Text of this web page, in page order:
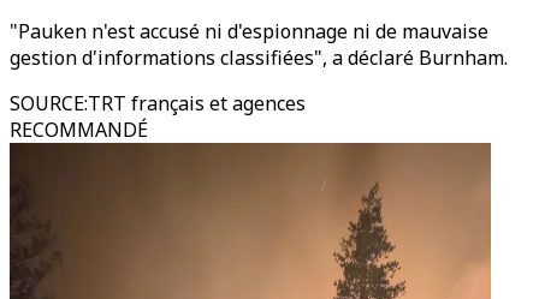
"Pauken n'est accusé ni d'espionnage ni de mauvaise
gestion d'informations classifiées", a déclaré Burnham.
SOURCE:TRT français et agences
RECOMMANDÉ